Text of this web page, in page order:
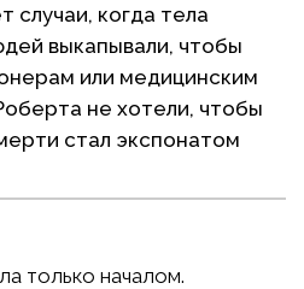
случаи, когда тела
выкапывали, чтобы
или медицинским
не хотели, чтобы
стал экспонатом
только началом.